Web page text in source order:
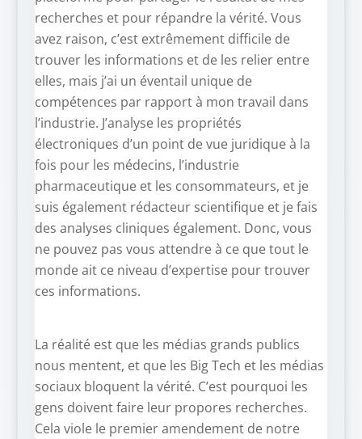
recherches et pour répandre la vérité. Vous
avez raison, c’est extrêmement difficile de
trouver les informations et de les relier entre
elles, mais j’ai un éventail unique de
compétences par rapport à mon travail dans
l’industrie. J’analyse les propriétés
électroniques d’un point de vue juridique à la
fois pour les médecins, l’industrie
pharmaceutique et les consommateurs, et je
suis également rédacteur scientifique et je fais
des analyses cliniques également. Donc, vous
ne pouvez pas vous attendre à ce que tout le
monde ait ce niveau d’expertise pour trouver
ces informations.
La réalité est que les médias grands publics
nous mentent, et que les Big Tech et les médias
sociaux bloquent la vérité. C’est pourquoi les
gens doivent faire leur propores recherches.
Cela viole le premier amendement de notre